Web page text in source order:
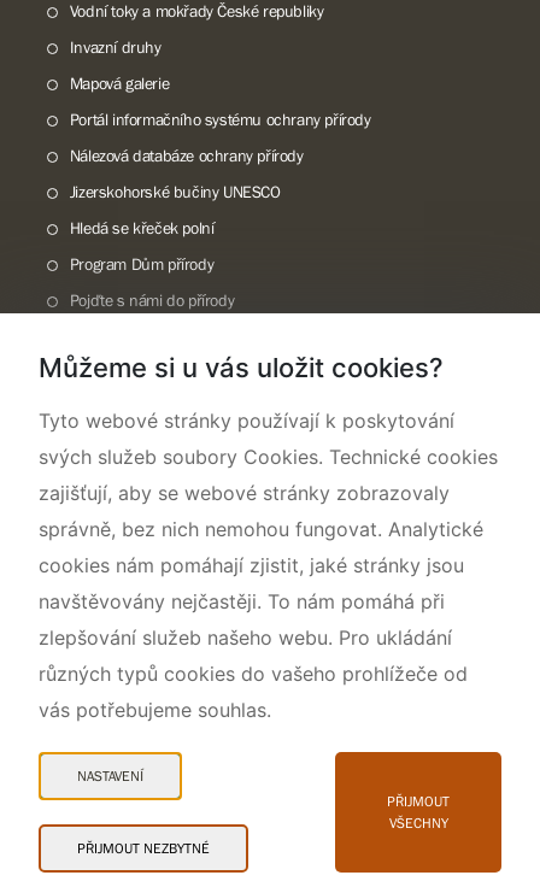
Vodní toky a mokřady České republiky
Invazní druhy
Mapová galerie
Portál informačního systému ochrany přírody
Nálezová databáze ochrany přírody
Jizerskohorské bučiny UNESCO
Hledá se křeček polní
Program Dům přírody
Pojďte s námi do přírody
Rok CHKO pod záštitou České komise pro UNESCO
Snadné čtení
© 2026 AOPK ČR
Můžeme si u vás uložit cookies?
Tyto webové stránky používají k poskytování
svých služeb soubory Cookies. Technické cookies
zajišťují, aby se webové stránky zobrazovaly
správně, bez nich nemohou fungovat. Analytické
cookies nám pomáhají zjistit, jaké stránky jsou
navštěvovány nejčastěji. To nám pomáhá při
zlepšování služeb našeho webu. Pro ukládání
různých typů cookies do vašeho prohlížeče od
vás potřebujeme souhlas.
NASTAVENÍ
PŘIJMOUT NEZBYTNÉ
PŘIJMOUT
VŠECHNY